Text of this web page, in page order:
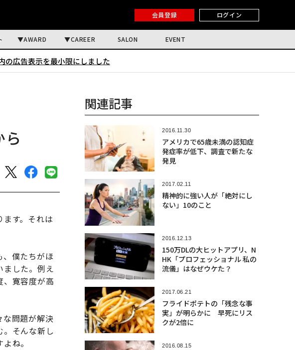
会員登録 ログイン
AWARD CAREER SALON EVENT
の広告表示を最小限にしました
す。それは
、僕たちがほ
ました。例え
、寛容度が高
な問題が解決
そんな新し
ね。
関連記事
2016.11.30
アメリカで65歳未満の認知症
発症率が低下、調査で新たな
発見
2017.02.11
精神的に強い人が「絶対にし
ない」10のこと
2016.12.13
150万DLの大ヒットアプリ、N
HK「プロフェッショナル 私の
流儀」はなぜウケた？
2017.06.21
フライドポテトの「残念な事
実」が明らかに 早死にリス
クが2倍に
2016.08.15